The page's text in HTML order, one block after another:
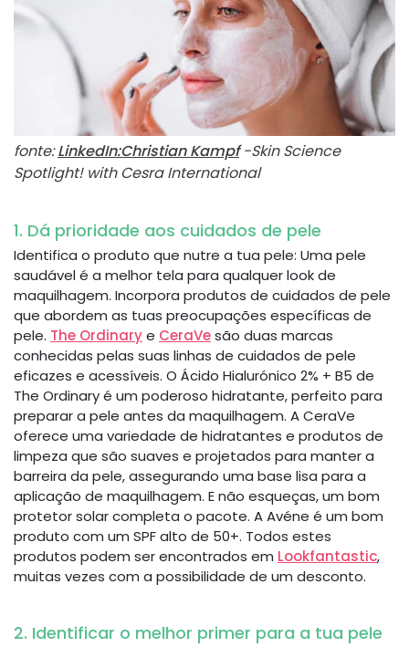
fonte:LinkedIn:Christian Kampf-Skin Science
Spotlight! with Cesra International
1. Dá prioridade aos cuidados de pele
Identifica o produto que nutre a tua pele: Uma pele
saudável é a melhor tela para qualquer look de
maquilhagem. Incorpora produtos de cuidados de pele
que abordem as tuas preocupações específicas de
pele. The Ordinarye CeraVesão duas marcas
conhecidas pelas suas linhas de cuidados de pele
eficazes e acessíveis. O Ácido Hialurónico 2% + B5 de
The Ordinary é um poderoso hidratante, perfeito para
preparar a pele antes da maquilhagem. A CeraVe
oferece uma variedade de hidratantes e produtos de
limpeza que são suaves e projetados para manter a
barreira da pele, assegurando uma base lisa para a
aplicação de maquilhagem. E não esqueças, um bom
protetor solar completa o pacote. A Avéne é um bom
produto com um SPF alto de 50+. Todos estes
produtos podem ser encontrados em Lookfantastic,
muitas vezes com a possibilidade de um desconto.
2. Identificar o melhor primer para a tua pele